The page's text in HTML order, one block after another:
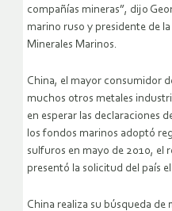
compañías mineras”, dijo
marino ruso y presidente de
Minerales Marinos.
China, el mayor consumidor
muchos otros metales
en esperar las declaraciones
los fondos marinos adoptó
sulfuros en mayo de 2010, el
presentó la solicitud del país
China realiza su búsqueda de